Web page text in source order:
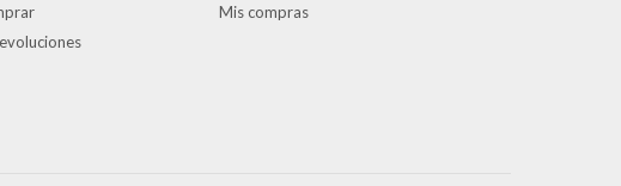
Mis compras